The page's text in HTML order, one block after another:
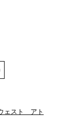
ェスト アト